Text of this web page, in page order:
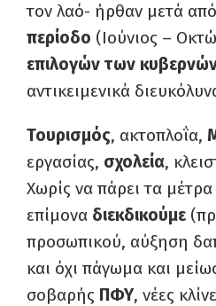
τον λαό- ήρθαν μετά
περίοδο (Ιούνιος –
επιλογών των
αντικειμενικά
Τουρισμός, ακτοπλοΐα,
εργασίας, σχολεία,
Χωρίς να πάρει τα
επίμονα διεκδικούμε
προσωπικού, αύξηση
και όχι πάγωμα και
σοβαρής ΠΦΥ, νέες